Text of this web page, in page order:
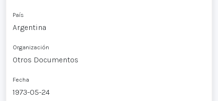
País
Argentina
Organización
Otros Documentos
Fecha
1973-05-24